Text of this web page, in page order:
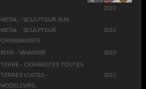
2010
METAL - SCULPTEUR SUR
METAL - SCULPTEUR
ORNEMANISTE
2010
BOIS - VANNIERE 2010
TERRE - CERAMISTES TOUTES
TERRES CUITES -
MODELEURS
2010